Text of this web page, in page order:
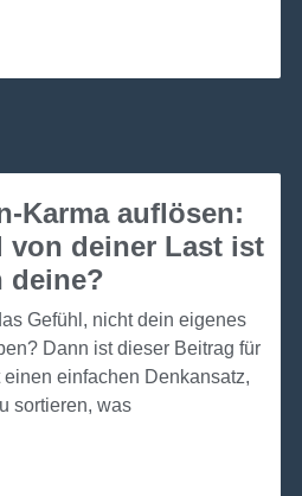
Karma auflösen:
von deiner Last ist
deine?
Gefühl, nicht dein eigenes
Dann ist dieser Beitrag für
einfachen Denkansatz,
sortieren, was